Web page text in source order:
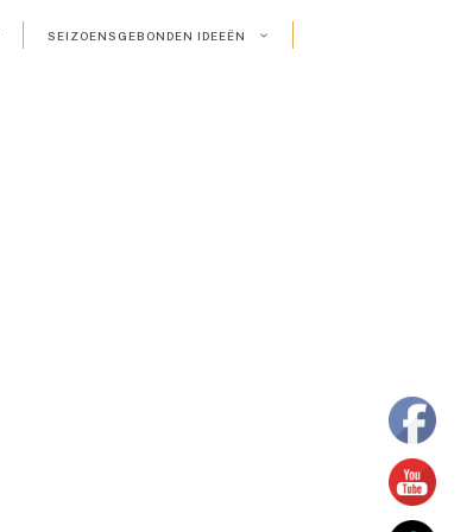
SEIZOENSGEBONDEN IDEEËN